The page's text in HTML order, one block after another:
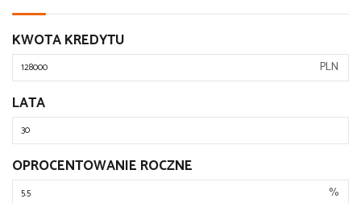
KWOTA KREDYTU
PLN
LATA
OPROCENTOWANIE ROCZNE
%